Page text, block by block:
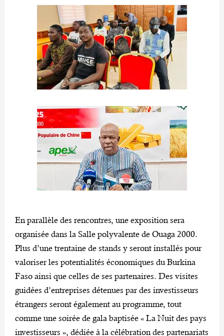
En parallèle des rencontres, une exposition sera
organisée dans la Salle polyvalente de Ouaga 2000.
Plus d’une trentaine de stands y seront installés pour
valoriser les potentialités économiques du Burkina
Faso ainsi que celles de ses partenaires. Des visites
guidées d’entreprises détenues par des investisseurs
étrangers seront également au programme, tout
comme une soirée de gala baptisée « La Nuit des pays
investisseurs », dédiée à la célébration des partenariats